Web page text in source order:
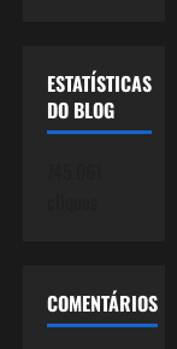
ESTATÍSTICAS
DO BLOG
COMENTÁRIOS